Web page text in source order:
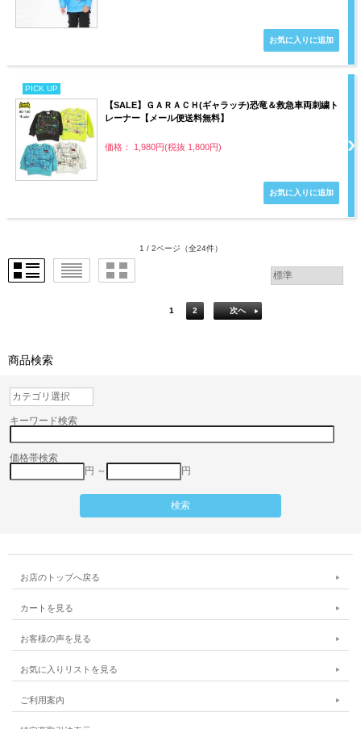
PICK UP
【SALE】ＧＡＲＡＣＨ(ギャラッチ)恐竜＆救急車両刺繍ト
レーナー【メール便送料無料】
価格： 1,980円(税抜 1,800円)
1 / 2ページ （全24件）
1 2 次へ
商品検索
キーワード検索
価格帯検索
円 ～
円
お店のトップへ戻る
カートを見る
お客様の声を見る
お気に入りリストを見る
ご利用案内